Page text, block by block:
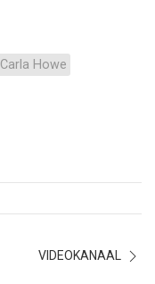
Carla Howe
VIDEOKANAAL